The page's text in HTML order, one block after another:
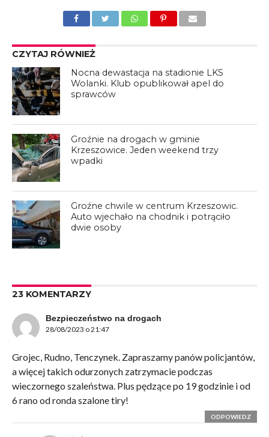
CZYTAJ RÓWNIEŻ
Nocna dewastacja na stadionie LKS
Wolanki. Klub opublikował apel do
sprawców
Groźnie na drogach w gminie
Krzeszowice. Jeden weekend trzy
wpadki
Groźne chwile w centrum Krzeszowic.
Auto wjechało na chodnik i potrąciło
dwie osoby
23 KOMENTARZY
Bezpieczeństwo na drogach
28/08/2023 o 21:47
Grojec, Rudno, Tenczynek. Zapraszamy panów policjantów,
a więcej takich odurzonych zatrzymacie podczas
wieczornego szaleństwa. Plus pędzące po 19 godzinie i od
6 rano od ronda szalone tiry!
ODPOWIEDZ